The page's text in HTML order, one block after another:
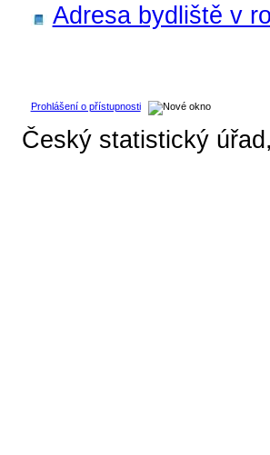
Adresa bydliště v
Prohlášení o přístupnosti
Český statistický